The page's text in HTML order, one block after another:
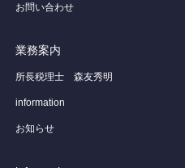
お問い合わせ
業務案内
所長税理士 森友秀明
information
お知らせ